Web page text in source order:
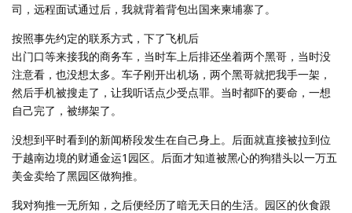
司，远程面试通过后，我就背着背包出国来柬埔寨了。
按照事先约定的联系方式，下了飞机后
出门口等来接我的商务车，当时车上后排还坐着两个黑哥，当时没
注意看，也没想太多。车子刚开出机场，两个黑哥就把我手一架，
然后手机被搜走了，让我听话点少受点罪。当时都吓的要命，一想
自己完了，被绑架了。
没想到平时看到的新闻桥段发生在自己身上。后面就直接被拉到位
于越南边境的财通金运1园区。后面才知道被黑心的狗猎头以一万五
美金卖给了黑园区做狗推。
我对狗推一无所知，之后便经历了暗无天日的生活。园区的伙食跟